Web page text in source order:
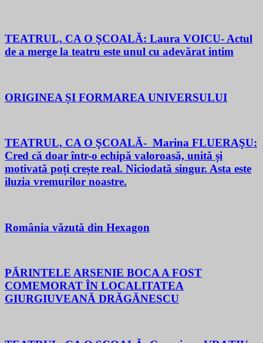
TEATRUL, CA O ŞCOALĂ: Laura VOICU- Actul
de a merge la teatru este unul cu adevărat intim
ORIGINEA ȘI FORMAREA UNIVERSULUI
TEATRUL, CA O ŞCOALĂ- Marina FLUERAŞU:
Cred că doar într-o echipă valoroasă, unită și
motivată poți crește real. Niciodată singur. Asta este
iluzia vremurilor noastre.
România văzută din Hexagon
PĂRINTELE ARSENIE BOCA A FOST
COMEMORAT ÎN LOCALITATEA
GIURGIUVEANĂ DRĂGĂNESCU